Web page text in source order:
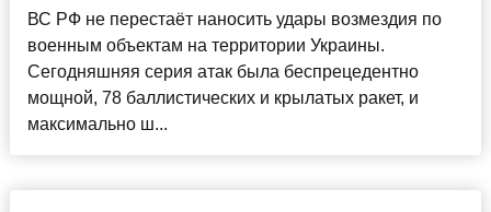
ВС РФ не перестаёт наносить удары возмездия по
военным объектам на территории Украины.
Сегодняшняя серия атак была беспрецедентно
мощной, 78 баллистических и крылатых ракет, и
максимально ш...